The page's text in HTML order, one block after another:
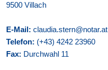
9500 Villach
E-Mail: claudia.stern@notar.at
Telefon: (+43) 4242 23960
Fax: Durchwahl 11